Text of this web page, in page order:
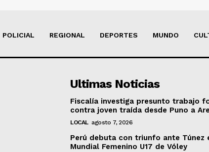
POLICIAL REGIONAL DEPORTES MUNDO
Ultimas Noticias
Fiscalía investiga presunto trabajo
contra joven traída desde Puno a
LOCAL agosto 7, 2026
Perú debuta con triunfo ante Túnez
Mundial Femenino U17 de Vóley